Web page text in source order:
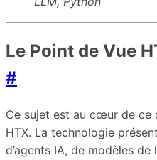
Le Point de Vue
#
Ce sujet est au cœur de ce
HTX. La technologie
d’agents IA, de modèles